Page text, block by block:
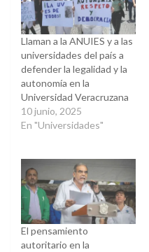
Llaman a la ANUIES y a las
universidades del país a
defender la legalidad y la
autonomía en la
Universidad Veracruzana
10 junio, 2025
En "Universidades"
El pensamiento
autoritario en la